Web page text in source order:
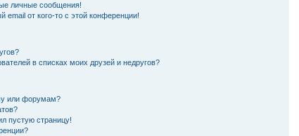
личные сообщения!
email от кого-то с этой конференции!
в списках моих друзей и недругов?
или форумам?
пустую страницу!